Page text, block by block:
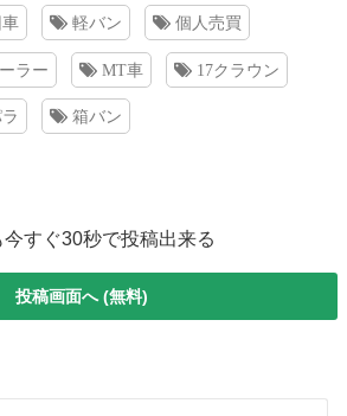
車 軽バン 個人売買
ラー MT車 17クラウン
箱バン
今すぐ30秒で投稿出来る
投稿画面へ (無料)